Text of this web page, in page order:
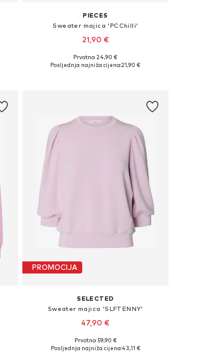
PIECES
Sweater majica 'PCChilli'
21,90 €
+13
Dostupne veličine: XS, S, M, L, XL
Prvotno: 24,90 €
Posljednja najniža cijena:21,90 €
PROMOCIJA
SELECTED
Sweater majica 'SLFTENNY'
47,90 €
+ 4
Dostupne veličine: XS, S, M, L
Prvotno: 59,90 €
Posljednja najniža cijena:43,11 €